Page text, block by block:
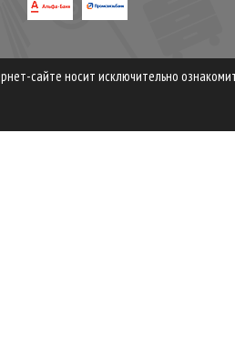
сайте носит исключительно